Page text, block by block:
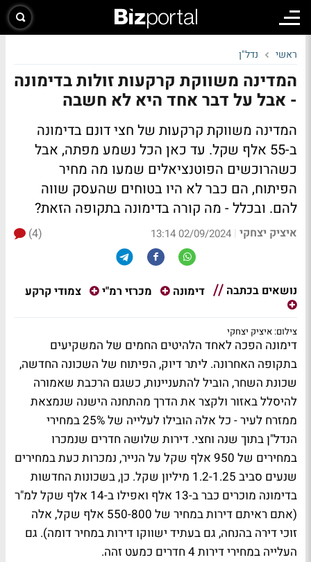
ראשי נדל"ן
המדינה משווקת קרקעות זולות בדימונה
- אבל על דבר אחד היא לא חשבה
המדינה משווקת קרקעות של חצי דונם בדימונה
ב-55 אלף שקל. עד כאן הכל נשמע מפתה, אבל
כשהרוכשים הפוטנציאלים שמעו מה מחיר
הפיתוח, הם כבר לא היו בטוחים שהעסק שווה
להם. ובכלל - מה קורה בדימונה בתקופה הזאת?
איציק יצחקי |
02/09/2024 13:14
(4)
נושאים בכתבה דימונה מכרזי רמ"י צמודי קרקע
צילום: איציק יצחקי
דימונה הפכה לאחד הלהיטים החמים של המשקיעים
בתקופה האחרונה. ליתר דיוק, הפיתוח של השכונה החדשה,
שכונת השחר, הוביל להתעניינות, כשגם הרכבת שאמורה
להיסלל באזור ולקצר את הדרך מהתחנה הישנה שנמצאת
ממזרח לעיר - כל אלה הובילו לעלייה של 25% במחירי
הנדל"ן בתוך שנה וחצי. דירות שלושה חדרים שנמכרו
במחירים של 950 אלף שקל על הנייר, נמכרות כעת במחירים
שנעים סביב 1.2-1.25 מיליון שקל. כן, בשכונות החדשות
בדימונה מוכרים כבר ב-13 אלף ואפילו ב-14 אלף שקל למ"ר
(אתם ראיתם דירות במחיר של 550-800 אלף שקל, אלה
זוכי דירה בהנחה, גם בעתיד ישווקו דירות במחיר דומה). גם
העלייה במחירי דירות 4 חדרים כמעט זהה.